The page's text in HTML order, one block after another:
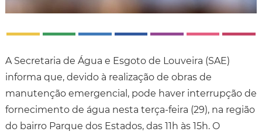
A Secretaria de Água e Esgoto de Louveira (SAE)
informa que, devido à realização de obras de
manutenção emergencial, pode haver interrupção de
fornecimento de água nesta terça-feira (29), na região
do bairro Parque dos Estados, das 11h às 15h. O